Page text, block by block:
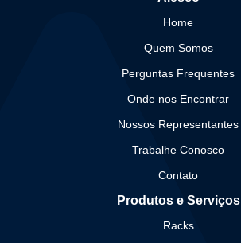
Home
Quem Somos
Perguntas Frequentes
Onde nos Encontrar
Nossos Representantes
Trabalhe Conosco
Contato
Produtos e Serviços
Racks